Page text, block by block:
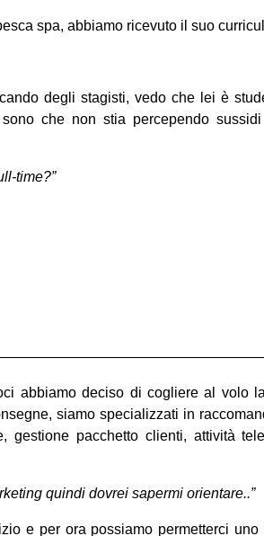
spa, abbiamo ricevuto il suo
degli stagisti, vedo che lei è
che non stia percependo
time?”
abbiamo deciso di cogliere al volo
siamo specializzati in
gestione pacchetto clienti, attività
quindi dovrei sapermi orientare..”
e per ora possiamo permetterci